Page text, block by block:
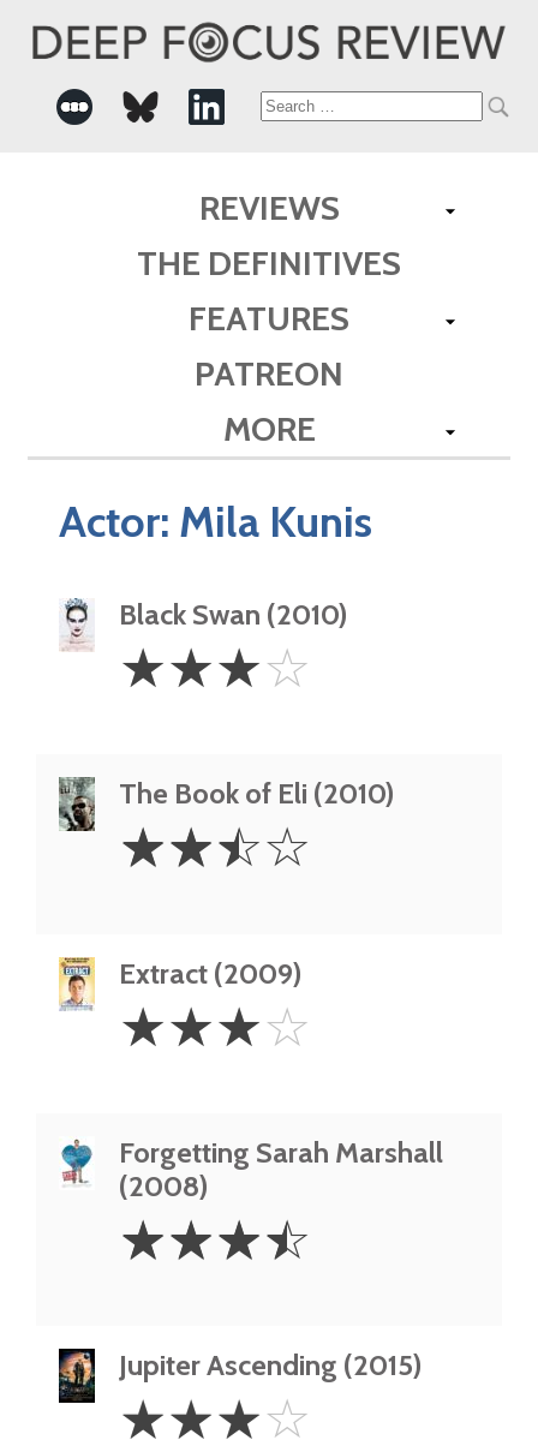
Search
REVIEWS
THE DEFINITIVES
FEATURES
PATREON
MORE
Actor: Mila Kunis
Black Swan (2010)
Stars
☆☆☆☆
The Book of Eli (2010)
2.5
Stars
☆☆☆☆
Extract (2009)
Stars
☆☆☆☆
Forgetting Sarah Marshall
(2008)
3.5
Stars
☆☆☆☆
Jupiter Ascending (2015)
Stars
☆☆☆☆